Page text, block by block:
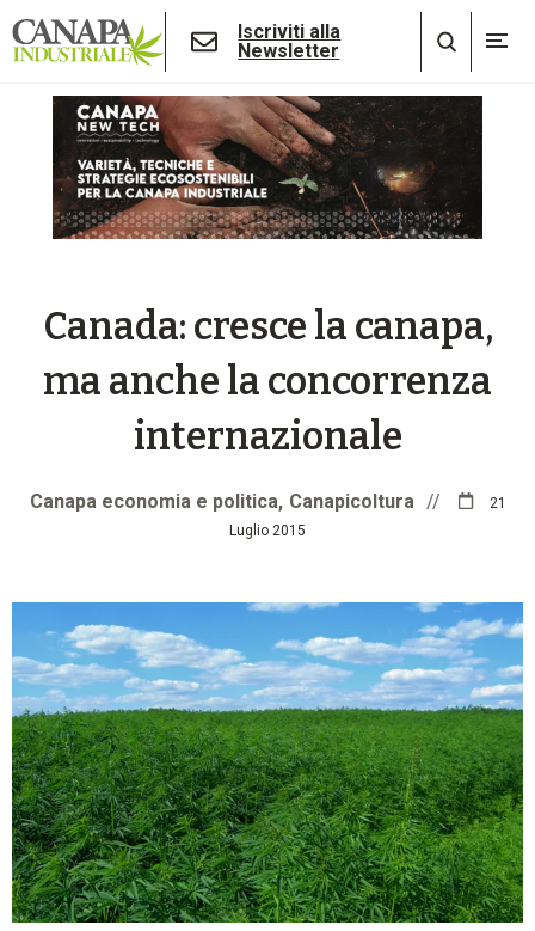
Iscriviti alla
Newsletter
Canada: cresce la canapa,
ma anche la concorrenza
internazionale
Canapa economia e politica Canapicoltura //
21
Luglio 2015